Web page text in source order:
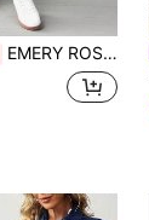
EMERY ROSE Klepzak Met riem Denim jurken